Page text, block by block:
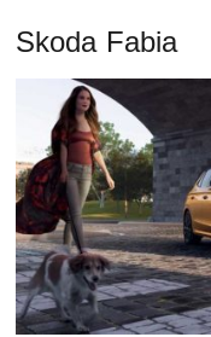
Skoda Fabia